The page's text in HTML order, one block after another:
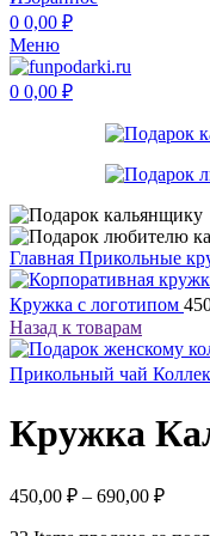
0 0,00 ₽
Меню
0 0,00 ₽
Главная Прикольные
Кружка с логотипом
Назад к товарам
Прикольный чай
Кружка
450,00 ₽ – 690,00 ₽